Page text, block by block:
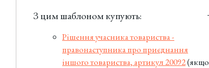
З цим шаблоном купують:
Рішення учасника товариства -
правонаступника про приєднання
іншого товариства, артикул 20092(якщо